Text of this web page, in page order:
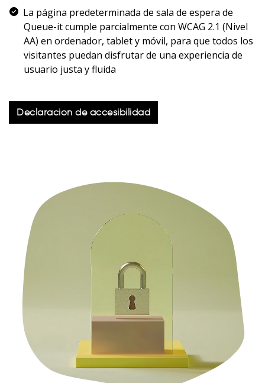
La página predeterminada de sala de espera de
Queue-it cumple parcialmente con WCAG 2.1 (Nivel
AA) en ordenador, tablet y móvil, para que todos los
visitantes puedan disfrutar de una experiencia de
usuario justa y fluida
Declaración de accesibilidad